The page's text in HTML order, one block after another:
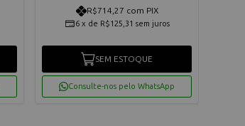
R$714,27 com PIX
6 x de R$125,31 sem juros
SEM ESTOQUE
Consulte-nos pelo WhatsApp